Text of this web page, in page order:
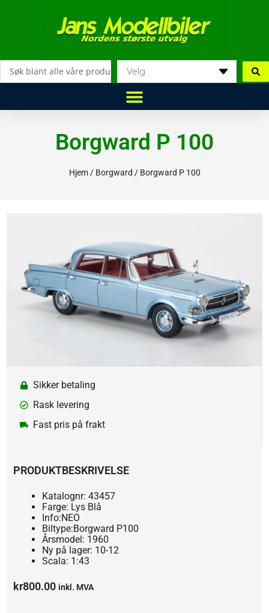
Borgward P 100
Hjem/ Borgward / Borgward P 100
Sikker betaling
Rask levering
Fast pris på frakt
PRODUKTBESKRIVELSE
Katalognr: 43457
Farge: Lys Blå
Info:NEO
Biltype:Borgward P100
Årsmodel: 1960
Ny på lager: 10-12
Scala: 1:43
kr800.00 inkl. MVA